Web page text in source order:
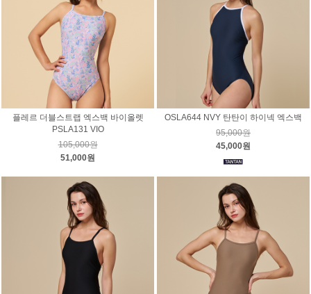
플레르 더블스트랩 엑스백 바이올렛
PSLA131 VIO
105,000원
51,000원
OSLA644 NVY 탄탄이 하이넥 엑스백
95,000원
45,000원